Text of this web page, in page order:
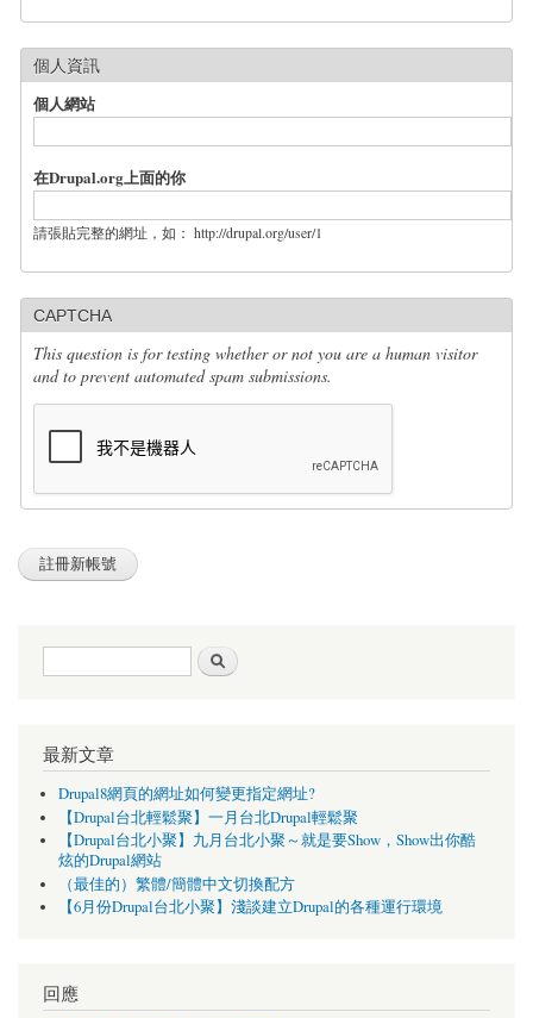
個人資訊
個人網站
在Drupal.org上面的你
請張貼完整的網址，如： http://drupal.org/user/1
CAPTCHA
This question is for testing whether or not you are a human visitor
and to prevent automated spam submissions.
搜尋表單
最新文章
Drupal8網頁的網址如何變更指定網址?
【Drupal台北輕鬆聚】一月台北Drupal輕鬆聚
【Drupal台北小聚】九月台北小聚～就是要Show，Show出你酷
炫的Drupal網站
（最佳的）繁體/簡體中文切換配方
【6月份Drupal台北小聚】淺談建立Drupal的各種運行環境
回應